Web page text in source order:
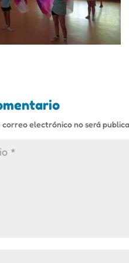
correo electrónico no será